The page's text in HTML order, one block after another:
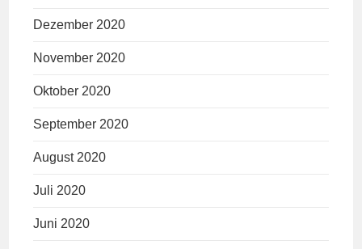
Dezember 2020
November 2020
Oktober 2020
September 2020
August 2020
Juli 2020
Juni 2020